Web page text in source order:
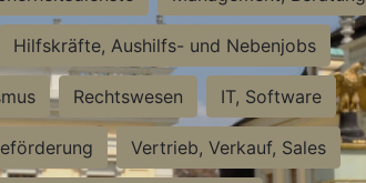
Hilfskräfte, Aushilfs- und Nebenjobs
Rechtswesen IT, Software
Vertrieb, Verkauf, Sales